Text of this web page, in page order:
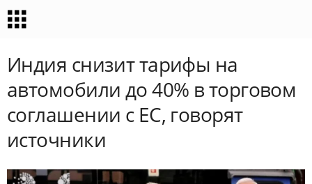
Индия снизит тарифы на
автомобили до 40% в торговом
соглашении с ЕС, говорят
источники